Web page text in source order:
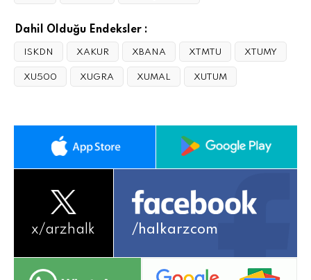
Dahil Olduğu Endeksler :
ISKDN XAKUR XBANA XTMTU XTUMY
XU500 XUGRA XUMAL XUTUM
x/arzhalk /halkarzcom